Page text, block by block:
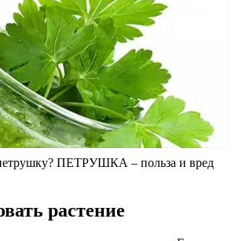
ПЕТРУШКА – польза и вред
растение